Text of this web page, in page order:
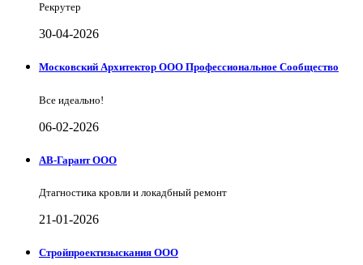
Рекрутер
30-04-2026
Московский Архитектор ООО Профессиональное Сообщество
Все идеально!
06-02-2026
АВ-Гарант ООО
Дтагностика кровли и локадбный ремонт
21-01-2026
Стройпроектизыскания ООО